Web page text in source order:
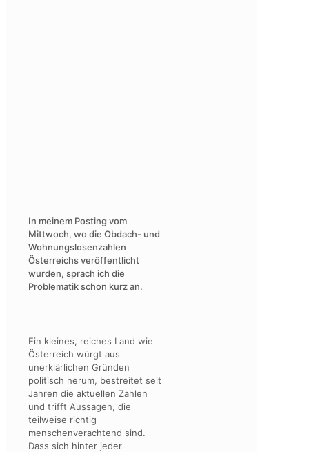
In meinem Posting vom
Mittwoch, wo die Obdach- und
Wohnungslosenzahlen
Österreichs veröffentlicht
wurden, sprach ich die
Problematik schon kurz an.
Ein kleines, reiches Land wie
Österreich würgt aus
unerklärlichen Gründen
politisch herum, bestreitet seit
Jahren die aktuellen Zahlen
und trifft Aussagen, die
teilweise richtig
menschenverachtend sind.
Dass sich hinter jeder